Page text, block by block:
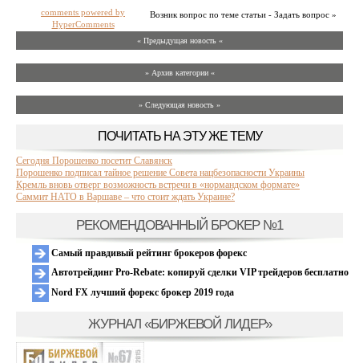
Возник вопрос по теме статьи - Задать вопрос »
comments powered by
HyperComments
« Предыдущая новость «
» Архив категории «
» Следующая новость »
ПОЧИТАТЬ НА ЭТУ ЖЕ ТЕМУ
Сегодня Порошенко посетит Славянск
Порошенко подписал тайное решение Совета нацбезопасности Украины
Кремль вновь отверг возможность встречи в «нормандском формате»
Саммит НАТО в Варшаве – что стоит ждать Украине?
РЕКОМЕНДОВАННЫЙ БРОКЕР №1
Самый правдивый рейтинг брокеров форекс
Автотрейдинг Pro-Rebate: копируй сделки VIP трейдеров бесплатно
Nord FX лучший форекс брокер 2019 года
ЖУРНАЛ «БИРЖЕВОЙ ЛИДЕР»